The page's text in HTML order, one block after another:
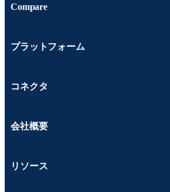
Compare
プラットフォーム
コネクタ
会社概要
リソース